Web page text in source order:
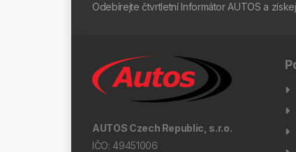
Odebírejte čtvrtletní Informátor AUTOS a
AUTOS Czech Republic, s.r.o.
IČO: 49451006